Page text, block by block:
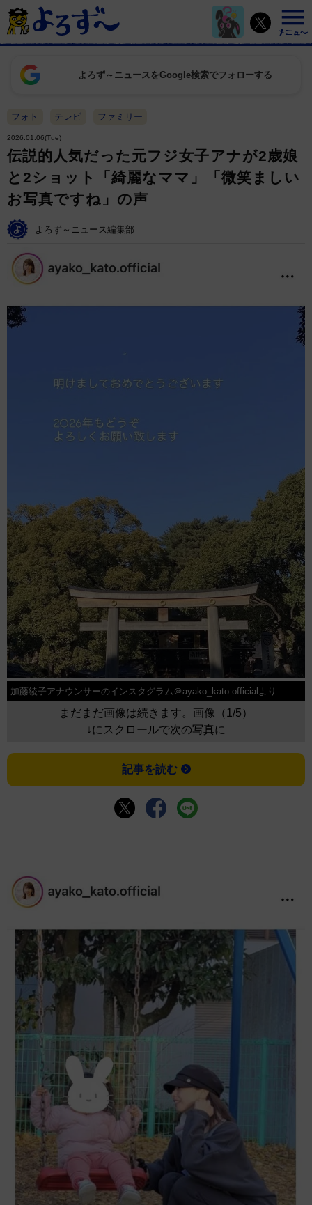
よろず～ニュースをGoogle検索でフォローする
フォト テレビ ファミリー
2026.01.06(Tue)
伝説的人気だった元フジ女子アナが2歳娘
と2ショット「綺麗なママ」「微笑ましい
お写真ですね」の声
よろず～ニュース編集部
加藤綾子アナウンサーのインスタグラム＠ayako_kato.officialより
まだまだ画像は続きます。画像（1/5）
↓にスクロールで次の写真に
記事を読む